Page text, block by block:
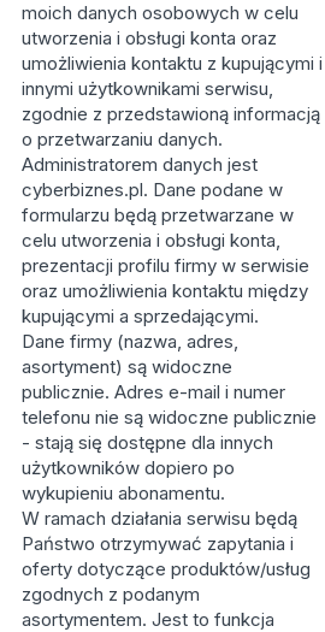
moich danych osobowych w celu
utworzenia i obsługi konta oraz
umożliwienia kontaktu z kupującymi i
innymi użytkownikami serwisu,
zgodnie z przedstawioną informacją
o przetwarzaniu danych.
Administratorem danych jest
cyberbiznes.pl. Dane podane w
formularzu będą przetwarzane w
celu utworzenia i obsługi konta,
prezentacji profilu firmy w serwisie
oraz umożliwienia kontaktu między
kupującymi a sprzedającymi.
Dane firmy (nazwa, adres,
asortyment) są widoczne
publicznie. Adres e-mail i numer
telefonu nie są widoczne publicznie
- stają się dostępne dla innych
użytkowników dopiero po
wykupieniu abonamentu.
W ramach działania serwisu będą
Państwo otrzymywać zapytania i
oferty dotyczące produktów/usług
zgodnych z podanym
asortymentem. Jest to funkcja